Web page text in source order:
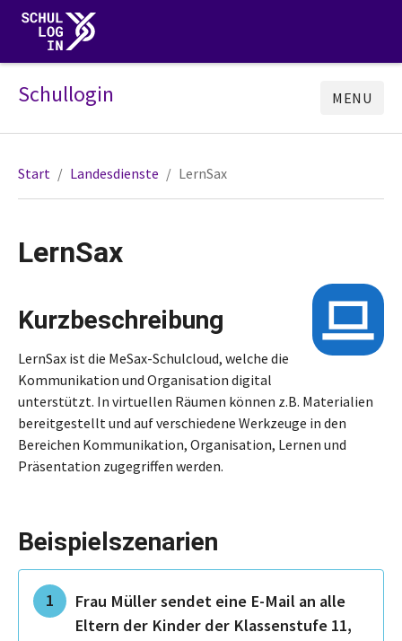
Schullogin MENU
Start Landesdienste LernSax
LernSax
Kurzbeschreibung
LernSax ist die MeSax-Schulcloud, welche die
Kommunikation und Organisation digital
unterstützt. In virtuellen Räumen können z.B. Materialien
bereitgestellt und auf verschiedene Werkzeuge in den
Bereichen Kommunikation, Organisation, Lernen und
Präsentation zugegriffen werden.
Beispielszenarien
Frau Müller sendet eine E-Mail an alle
Eltern der Kinder der Klassenstufe 11,